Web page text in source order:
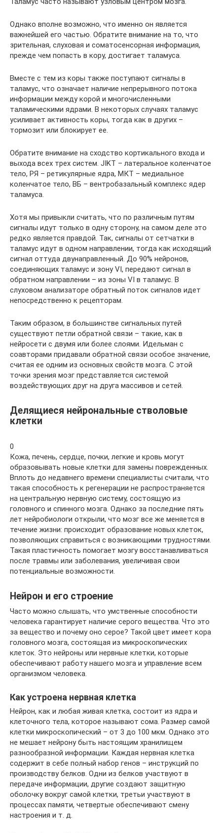
Однако вполне возможно, что именно он является
важнейшей его частью. Обратите внимание на то, что
зрительная, слуховая и соматосенсорная информация,
прежде чем попасть в кору, достигает таламуса.
Вместе с тем из коры также поступают сигналы в
таламус, что означает наличие непрерывного потока
информации между корой и многочисленными
таламическими ядрами. В некоторых случаях таламус
усиливает активность коры, тогда как в других –
тормозит или блокирует ее.
Обратите внимание на сходство кортикального входа и
выхода всех трех систем. JIKT – латеральное коленчатое
тело, РЯ – ретикулярные ядра, МКТ – медиальное
коленчатое тело, ВБ – вентробазальный комплекс ядер
таламуса.
Хотя мы привыкли считать, что по различным путям
сигналы идут только в одну сторону, на самом деле это
редко является правдой. Так, сигналы от сетчатки в
таламус идут в одном направлении, тогда как исходящий
сигнал оттуда двунаправленный. До 90% нейронов,
соединяющих таламус и зону VI, передают сигнал в
обратном направлении – из зоны VI в таламус. В
слуховом анализаторе обратный поток сигналов идет
непосредственно к рецепторам.
Таким образом, в большинстве сигнальных путей
существуют петли обратной связи – такие, как в
нейросети с двумя или более слоями. Идельман с
соавторами придавали обратной связи особое значение,
считая ее одним из основных свойств мозга. С этой
точки зрения мозг представляется системой
воздействующих друг на друга массивов и сетей.
Делящиеся нейрональные стволовые
клетки
0
Кожа, печень, сердце, почки, легкие и кровь могут
образовывать новые клетки для замены поврежденных.
Вплоть до недавнего времени специалисты считали, что
такая способность к регенерации не распространяется
на центральную нервную систему, состоящую из
головного и спинного мозга. Однако за последние пять
лет нейробиологи открыли, что мозг все же меняется в
течение жизни: происходит образование новых клеток,
позволяющих справиться с возникающими трудностями.
Такая пластичность помогает мозгу восстанавливаться
после травмы или заболевания, увеличивая свои
потенциальные возможности.
Нейрон и его строение
Часто можно слышать, что умственные способности
человека гарантирует наличие серого вещества. Что это
за вещество и почему оно серое? Такой цвет имеет кора
головного мозга, состоящая из микроскопических
клеток. Это нейроны или нервные клетки, которые
обеспечивают работу нашего мозга и управление всем
организмом человека.
Как устроена нервная клетка
Нейрон, как и любая живая клетка, состоит из ядра и
клеточного тела, которое называют сома. Размер самой
клетки микроскопический – от 3 до 100 мкм. Однако это
не мешает нейрону быть настоящим хранилищем
разнообразной информации. Каждая нервная клетка
содержит в себе полный набор генов – инструкций по
производству белков. Одни из белков участвуют в
передаче информации, другие создают защитную
оболочку вокруг самой клетки, третьи участвуют в
процессах памяти, четвертые обеспечивают смену
настроения и т. д.